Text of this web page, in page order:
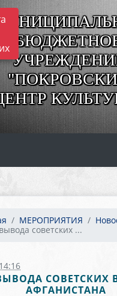
МЕРОПРИЯТИЯ
советских ...
СОВЕТСКИХ
АФГАНИСТАНА